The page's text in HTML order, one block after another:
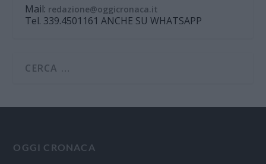
Mail: redazione@oggicronaca.it
Tel. 339.4501161 ANCHE SU WHATSAPP
OGGI CRONACA